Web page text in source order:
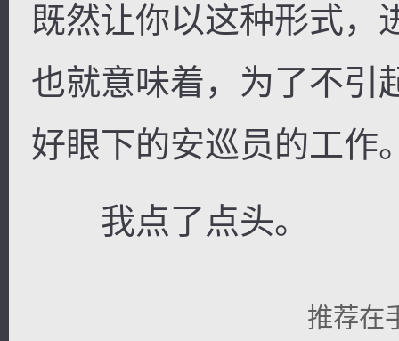
既然让你以这种形式，
也就意味着，为了不引
好眼下的安巡员的工作
我点了点头。
推荐在